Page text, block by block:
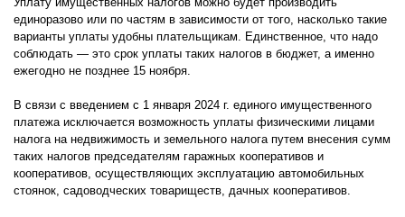
единоразово или по частям в зависимости от того, насколько такие
варианты уплаты удобны плательщикам. Единственное, что надо
соблюдать — это срок уплаты таких налогов в бюджет, а именно
ежегодно не позднее 15 ноября.
В связи с введением с 1 января 2024 г. единого имущественного
платежа исключается возможность уплаты физическими лицами
налога на недвижимость и земельного налога путем внесения сумм
таких налогов председателям гаражных кооперативов и
кооперативов, осуществляющих эксплуатацию автомобильных
стоянок, садоводческих товариществ, дачных кооперативов.